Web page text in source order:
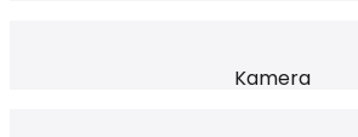
Kamera